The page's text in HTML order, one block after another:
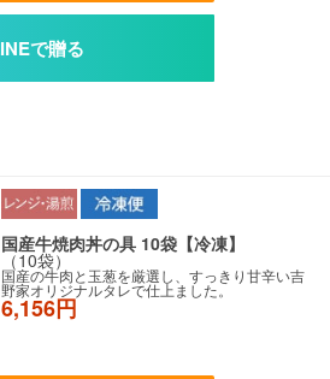
国産牛焼肉丼の具 10袋【冷凍】
（10袋）
国産の牛肉と玉葱を厳選し、すっきり甘辛い吉
野家オリジナルタレで仕上ました。
6,156円